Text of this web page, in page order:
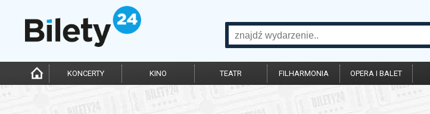
KONCERTY KINO TEATR FILHARMONIA OPERA I BALET